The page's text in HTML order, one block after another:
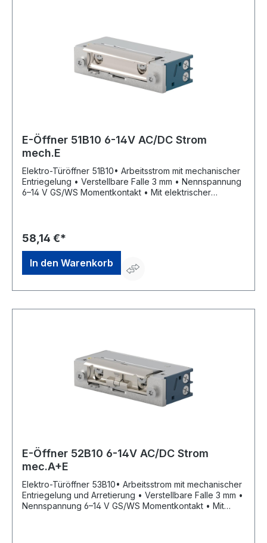
E-Öffner 51B10 6-14V AC/DC Strom
mech.E
Elektro-Türöffner 51B10• Arbeitsstrom mit mechanischer
Entriegelung • Verstellbare Falle 3 mm • Nennspannung
6–14 V GS/WS Momentkontakt • Mit elektrischer
OPENERS & CLOSERS, Calle Agricultura Nave 1217,
08980 Sant Feliu de Llobregat, Barcelona, ES, +34 934
080 515, info@openers-closers.com
58,14 €*
In den Warenkorb
E-Öffner 52B10 6-14V AC/DC Strom
mec.A+E
Elektro-Türöffner 53B10• Arbeitsstrom mit mechanischer
Entriegelung und Arretierung • Verstellbare Falle 3 mm •
Nennspannung 6–14 V GS/WS Momentkontakt • Mit